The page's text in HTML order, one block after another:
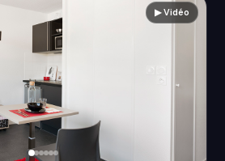
▶ Vidéo